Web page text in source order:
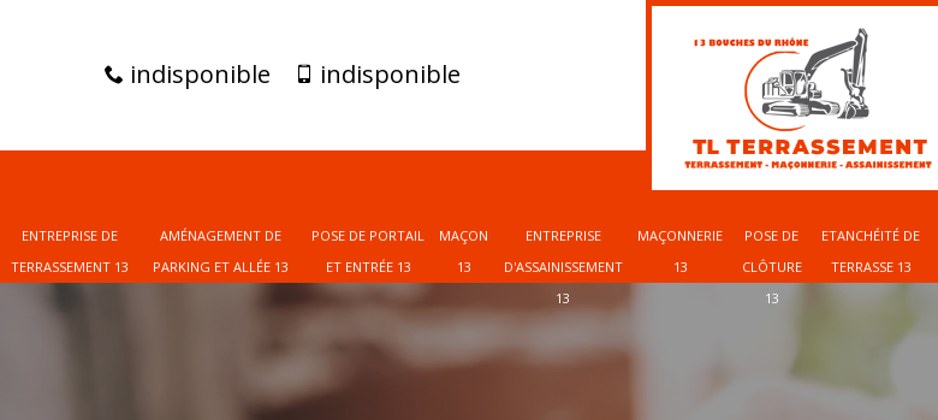
indisponible indisponible
ENTREPRISE DE
TERRASSEMENT 13
AMÉNAGEMENT DE
PARKING ET ALLÉE 13
POSE DE PORTAIL
ET ENTRÉE 13
MAÇON
13
ENTREPRISE
D'ASSAINISSEMENT
13
MAÇONNERIE
13
POSE DE
CLÔTURE
13
ETANCHÉITÉ DE
TERRASSE 13